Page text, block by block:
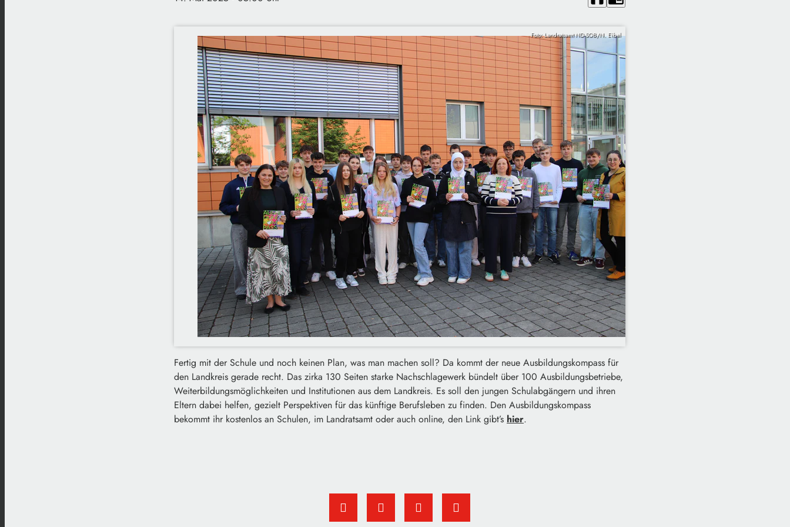
Foto: Landratsamt ND-SOB/N. Eibel
Fertig mit der Schule und noch keinen Plan, was man machen soll? Da kommt der neue Ausbildungskompass für
den Landkreis gerade recht. Das zirka 130 Seiten starke Nachschlagewerk bündelt über 100 Ausbildungsbetriebe,
Weiterbildungsmöglichkeiten und Institutionen aus dem Landkreis. Es soll den jungen Schulabgängern und ihren
Eltern dabei helfen, gezielt Perspektiven für das künftige Berufsleben zu finden. Den Ausbildungskompass
bekommt ihr kostenlos an Schulen, im Landratsamt oder auch online, den Link gibt’s hier.